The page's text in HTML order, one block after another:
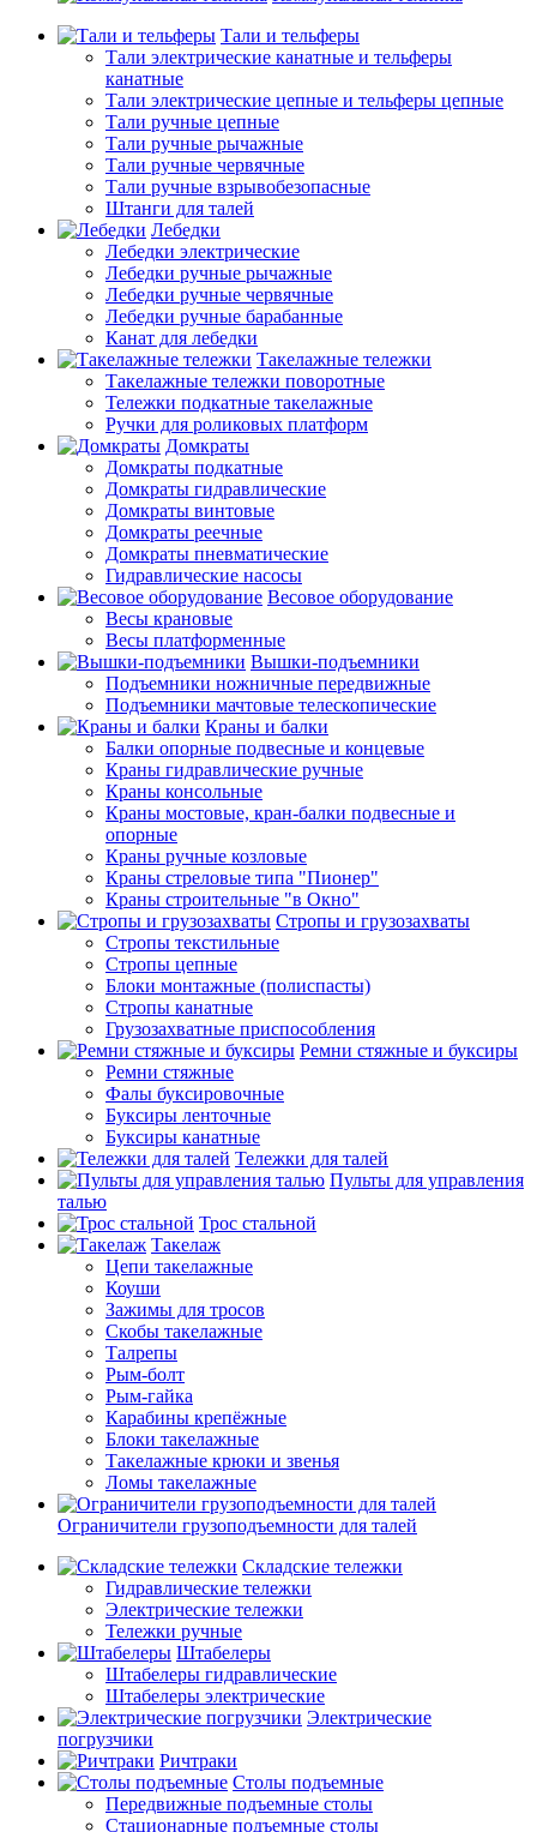
Тали и тельферы
Тали электрические канатные и тельферы
канатные
Тали электрические цепные и тельферы цепные
Тали ручные цепные
Тали ручные рычажные
Тали ручные червячные
Тали ручные взрывобезопасные
Штанги для талей
Лебедки
Лебедки электрические
Лебедки ручные рычажные
Лебедки ручные червячные
Лебедки ручные барабанные
Канат для лебедки
Такелажные тележки
Такелажные тележки поворотные
Тележки подкатные такелажные
Ручки для роликовых платформ
Домкраты
Домкраты подкатные
Домкраты гидравлические
Домкраты винтовые
Домкраты реечные
Домкраты пневматические
Гидравлические насосы
Весовое оборудование
Весы крановые
Весы платформенные
Вышки-подъемники
Подъемники ножничные передвижные
Подъемники мачтовые телескопические
Краны и балки
Балки опорные подвесные и концевые
Краны гидравлические ручные
Краны консольные
Краны мостовые, кран-балки подвесные и
опорные
Краны ручные козловые
Краны стреловые типа "Пионер"
Краны строительные "в Окно"
Стропы и грузозахваты
Стропы текстильные
Стропы цепные
Блоки монтажные (полиспасты)
Стропы канатные
Грузозахватные приспособления
Ремни стяжные и буксиры
Ремни стяжные
Фалы буксировочные
Буксиры ленточные
Буксиры канатные
Тележки для талей
Пульты для управления
талью
Трос стальной
Такелаж
Цепи такелажные
Коуши
Зажимы для тросов
Скобы такелажные
Талрепы
Рым-болт
Рым-гайка
Карабины крепёжные
Блоки такелажные
Такелажные крюки и звенья
Ломы такелажные
Ограничители грузоподъемности для талей
Складские тележки
Гидравлические тележки
Электрические тележки
Тележки ручные
Штабелеры
Штабелеры гидравлические
Штабелеры электрические
Электрические
погрузчики
Ричтраки
Столы подъемные
Передвижные подъемные столы
Стационарные подъемные столы